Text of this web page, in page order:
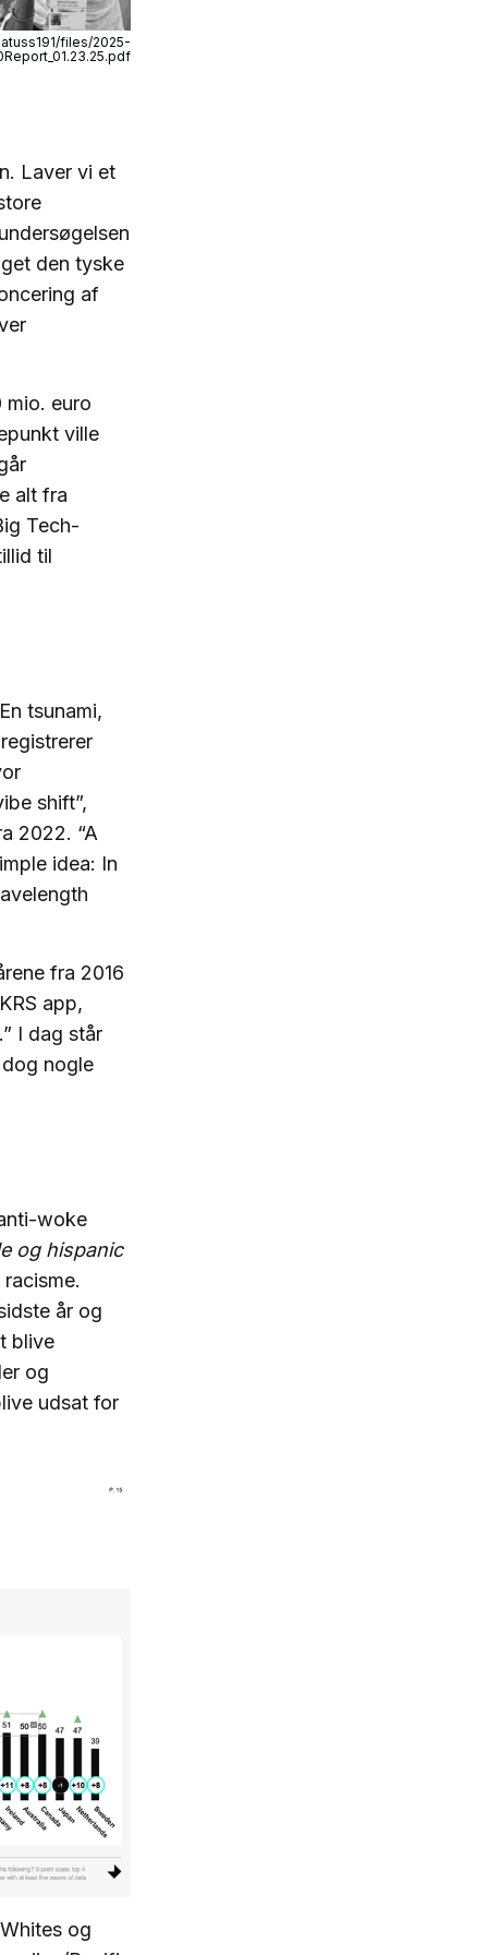
files/2025-
Laver vi et
den tyske
af
mio. euro
ville
alt fra
Tech-
til
tsunami,
shift”,
2022. “A
idea: In
fra 2016
app,
I dag står
nogle
woke
og hispanic
år og
blive
og
udsat for
og